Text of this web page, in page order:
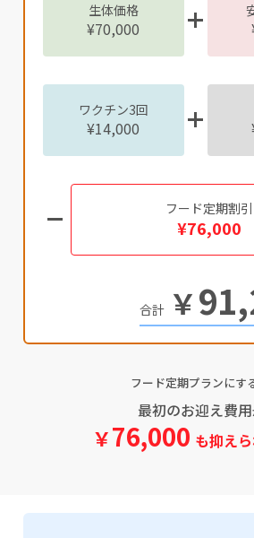
生体価格
¥70,000
ワクチン3回
¥14,000
フード定期割引
¥76,000
￥
フード定期プランにす
最初のお迎え費用
￥76,000 も抑え